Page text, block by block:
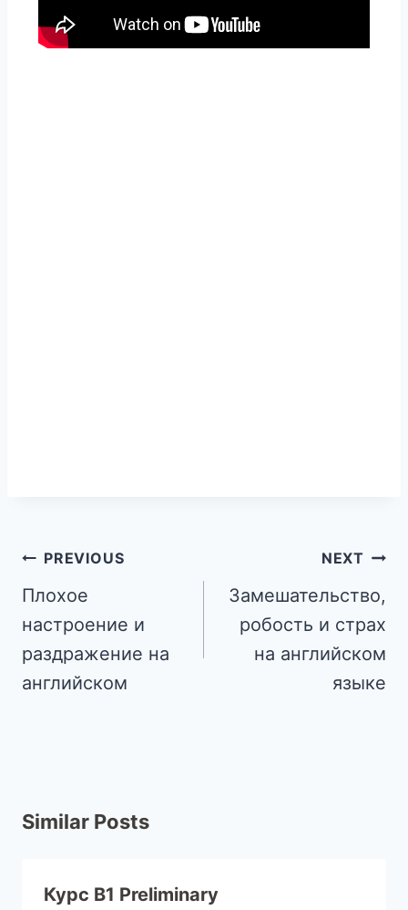
PREVIOUS
Плохое
настроение и
раздражение на
английском
NEXT
Замешательство,
робость и страх
на английском
языке
Similar Posts
Курс B1 Preliminary